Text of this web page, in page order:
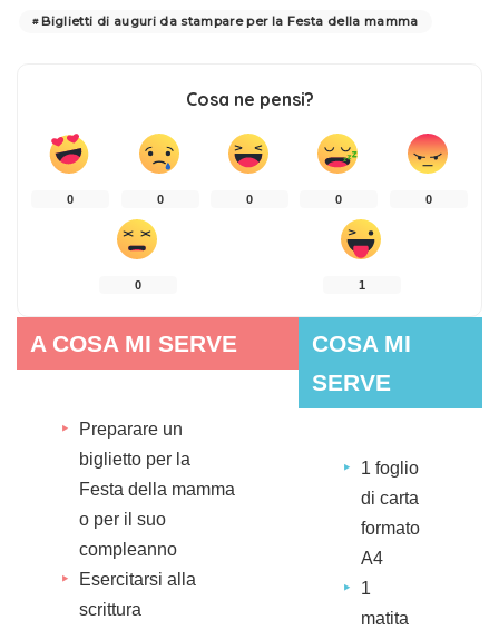
Biglietti di auguri da stampare per la Festa della mamma
Cosa ne pensi?
0 0 0 0 0
0 1
A COSA MI SERVE
Preparare un
biglietto per la
Festa della mamma
o per il suo
compleanno
Esercitarsi alla
scrittura
COSA MI
SERVE
1 foglio
di carta
formato
A4
1
matita